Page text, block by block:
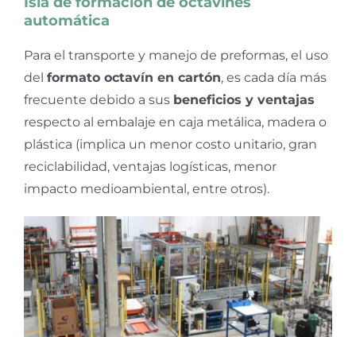
automática
Para el transporte y manejo de preformas, el uso
del formato octavín en cartón, es cada día más
frecuente debido a sus beneficios y ventajas
respecto al embalaje en caja metálica, madera o
plástica (implica un menor costo unitario, gran
reciclabilidad, ventajas logísticas, menor
impacto medioambiental, entre otros).